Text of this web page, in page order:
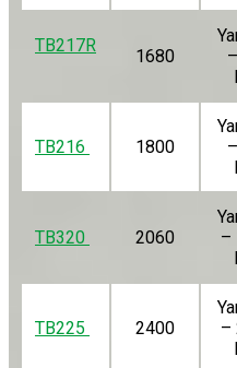
TB217R
1680
TB216 1800
TB320 2060
–
TB225 2400
–